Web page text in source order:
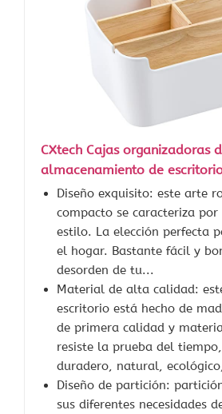
CXtech Cajas organizadoras
almacenamiento de
Diseño exquisito: este arte
compacto se caracteriza
estilo. La elección perfecta
el hogar. Bastante fácil y
desorden de tu...
Material de alta calidad:
escritorio está hecho de
de primera calidad y
resiste la prueba del
duradero, natural,
Diseño de partición:
sus diferentes necesidades